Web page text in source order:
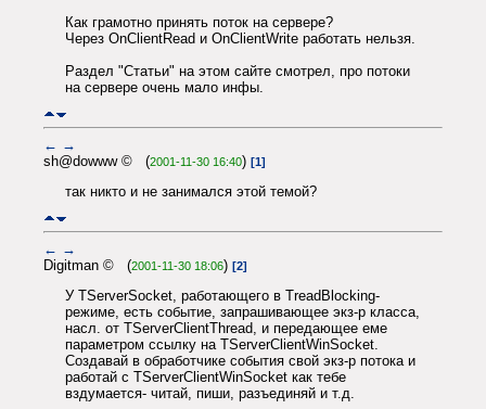
Как грамотно принять поток на сервере?
Через OnClientRead и OnClientWrite работать нельзя.
Раздел "Статьи" на этом сайте смотрел, про потоки
на сервере очень мало инфы.
← →
sh@dowww © (2001-11-30 16:40) [1]
так никто и не занимался этой темой?
← →
Digitman © (2001-11-30 18:06) [2]
У TServerSocket, работающего в TreadBlocking-
режиме, есть событие, запрашивающее экз-р класса,
насл. от TServerClientThread, и передающее еме
параметром ссылку на TServerClientWinSocket.
Создавай в обработчике события свой экз-р потока и
работай с TServerClientWinSocket как тебе
вздумается- читай, пиши, разъединяй и т.д.